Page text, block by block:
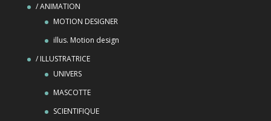
/ ANIMATION
MOTION DESIGNER
illus. Motion design
/ ILLUSTRATRICE
UNIVERS
MASCOTTE
SCIENTIFIQUE